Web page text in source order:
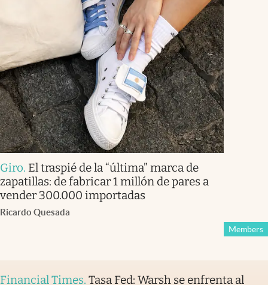
Giro. El traspié de la “última” marca de
zapatillas: de fabricar 1 millón de pares a
vender 300.000 importadas
Ricardo Quesada
Members
Financial Times. Tasa Fed: Warsh se enfrenta al